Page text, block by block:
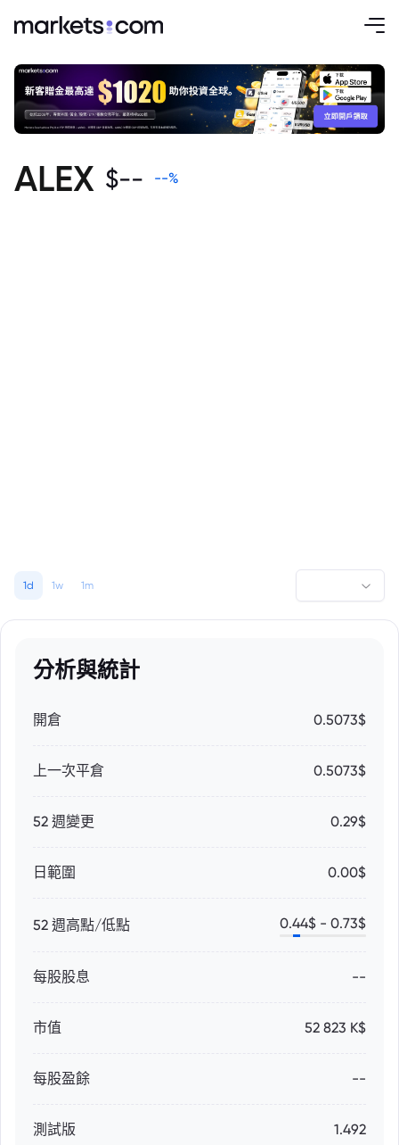
ALEX $-- --%
1d 1w 1m
分析與統計
開倉 0.5073$
上一次平倉 0.5073$
52 週變更 0.29$
日範圍 0.00$
52 週高點/低點 0.44$ - 0.73$
每股股息 --
市值 52 823 K$
每股盈餘 --
測試版 1.492